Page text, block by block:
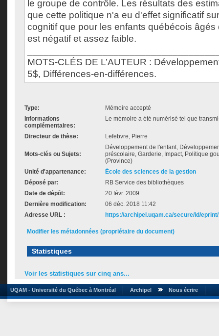
le groupe de contrôle. Les résultats des
que cette politique n'a eu d'effet significatif
cognitif que pour les enfants québécois âgés
est négatif et assez faible.
MOTS-CLÉS DE L’AUTEUR :
5$, Différences-en-différences.
Type:
Mémoire accepté
Informations
complémentaires:
Le mémoire a été numérisé tel que
Directeur de thèse: Lefebvre, Pierre
Mots-clés ou Sujets:
Développement de l'enfant,
préscolaire, Garderie, Impact, Politique
(Province)
Unité d'appartenance:
École des sciences de la gestion
Déposé par:
RB Service des bibliothèques
Date de dépôt:
20 févr. 2009
Dernière modification:
06 déc. 2018 11:42
Adresse URL :
https://archipel.uqam.ca/secure/id/
Modifier les métadonnées (propriétaire du document)
Statistiques
Voir les statistiques sur cinq ans...
UQAM - Université du Québec à Montréal Archipel Nous écrire